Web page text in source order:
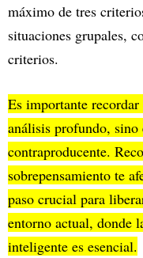
máximo de tres
situaciones grupales,
criterios.
Es importante
análisis profundo, sino
contraproducente.
sobrepensamiento te
paso crucial para
entorno actual, donde
inteligente es esencial.